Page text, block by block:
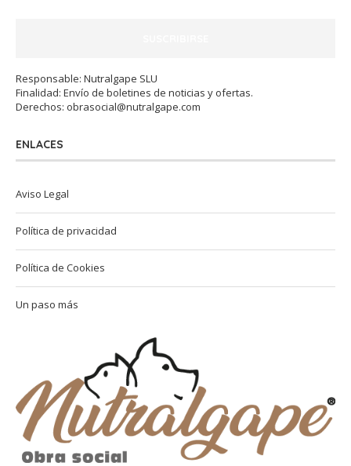
Responsable: Nutralgape SLU
Finalidad: Envío de boletines de noticias y ofertas.
Derechos: obrasocial@nutralgape.com
ENLACES
Aviso Legal
Política de privacidad
Política de Cookies
Un paso más